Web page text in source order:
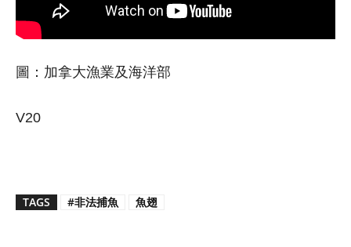
圖：加拿大漁業及海洋部
V20
TAGS #非法捕魚 魚翅